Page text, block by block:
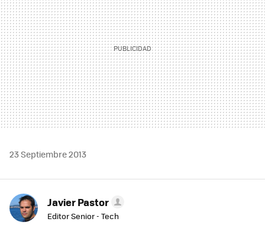
23 Septiembre 2013
Javier Pastor
Editor Senior - Tech